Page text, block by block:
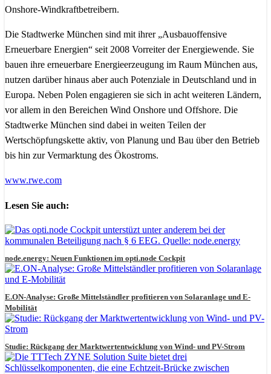
Onshore-Windkraftbetreibern.
Die Stadtwerke München sind mit ihrer „Ausbauoffensive
Erneuerbare Energien“ seit 2008 Vorreiter der Energiewende. Sie
bauen ihre erneuerbare Energieerzeugung im Raum München aus,
nutzen darüber hinaus aber auch Potenziale in Deutschland und in
Europa. Neben Polen engagieren sie sich in acht weiteren Ländern,
vor allem in den Bereichen Wind Onshore und Offshore. Die
Stadtwerke München sind dabei in weiten Teilen der
Wertschöpfungskette aktiv, von Planung und Bau über den Betrieb
bis hin zur Vermarktung des Ökostroms.
www.rwe.com
Lesen Sie auch:
node.energy: Neuen Funktionen im opti.node Cockpit
E.ON-Analyse: Große Mittelständler profitieren von Solaranlage und E-
Mobilität
Studie: Rückgang der Marktwertentwicklung von Wind- und PV-Strom